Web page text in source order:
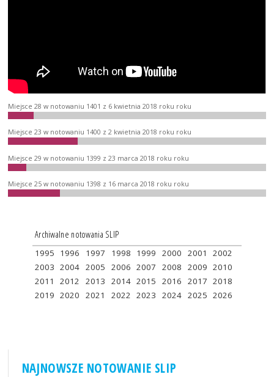
Miejsce 28 w notowaniu 1401 z 6 kwietnia 2018 roku roku
Miejsce 23 w notowaniu 1400 z 2 kwietnia 2018 roku roku
Miejsce 29 w notowaniu 1399 z 23 marca 2018 roku roku
Miejsce 25 w notowaniu 1398 z 16 marca 2018 roku roku
Archiwalne notowania SLIP
1995 1996 1997 1998 1999 2000 2001
2002
2003 2004 2005 2006 2007 2008 2009 2010
2011
2012 2013 2014 2015 2016 2017 2018
2019 2020 2021 2022 2023 2024 2025 2026
NAJNOWSZE NOTOWANIE SLIP